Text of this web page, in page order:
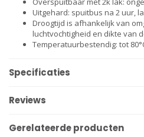
Uitgehard: spuitbus na 2 uur,
Droogtijd is afhankelijk van
luchtvochtigheid en dikte van
Temperatuurbestendig: tot
Specificaties
Reviews
Gerelateerde producten